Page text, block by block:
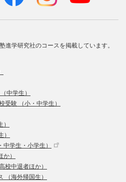
学研究社のコースを掲載しています。
中学生）
受験 （小・中学生）
学生・小学生）
）
校中退者ほか）
海外帰国生）